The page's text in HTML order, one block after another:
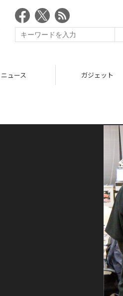
ニュース ガジェット